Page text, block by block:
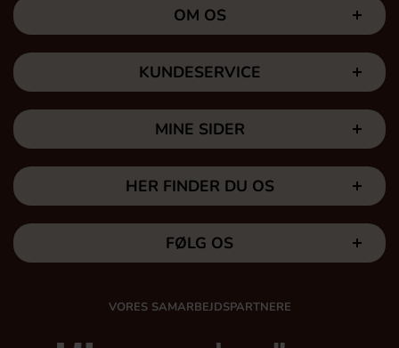
OM OS
KUNDESERVICE
MINE SIDER
HER FINDER DU OS
FØLG OS
VORES SAMARBEJDSPARTNERE